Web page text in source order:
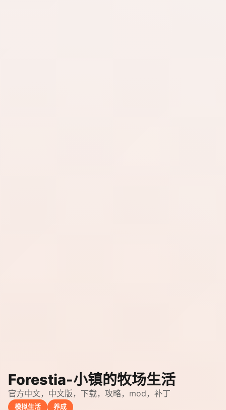
Forestia-小镇的牧场生活
官方中文，中文版，下载，攻略，mod，补丁
模拟生活 养成